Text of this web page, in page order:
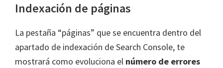
Indexación de páginas
La pestaña “páginas” que se encuentra dentro del
apartado de indexación de Search Console, te
mostrará como evoluciona el número de errores